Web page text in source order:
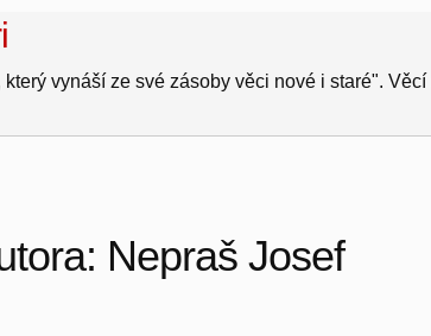
vynáší ze své zásoby věci nové i staré".
Nepraš Josef